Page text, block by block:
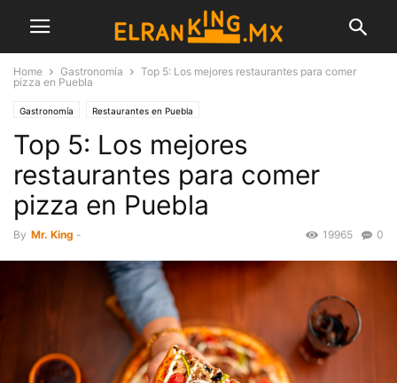
Home Gastronomía
Top 5: Los mejores restaurantes para comer
pizza en Puebla
Gastronomía Restaurantes en Puebla
Top 5: Los mejores
restaurantes para comer
pizza en Puebla
By Mr. King - 0
19965